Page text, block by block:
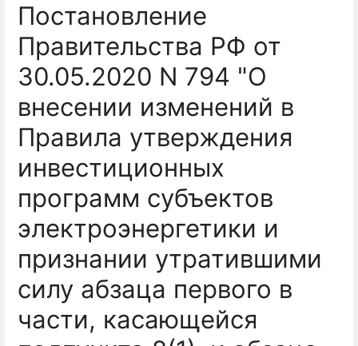
Постановление
Правительства РФ от
30.05.2020 N 794 "О
внесении изменений в
Правила утверждения
инвестиционных
программ субъектов
электроэнергетики и
признании утратившими
силу абзаца первого в
части, касающейся